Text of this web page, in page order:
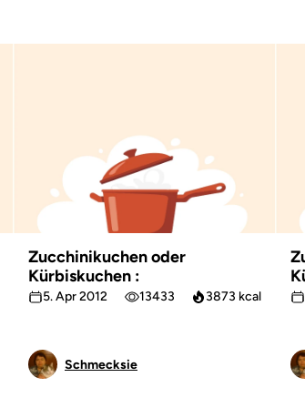
Zucchinikuchen oder
Kürbiskuchen :
5. Apr 2012 13433 3873 kcal
Schmecksie